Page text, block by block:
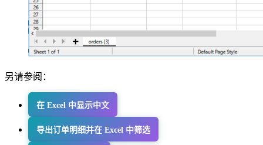
另请参阅：
在 Excel 中显示中文
导出订单明细并在 Excel 中筛选